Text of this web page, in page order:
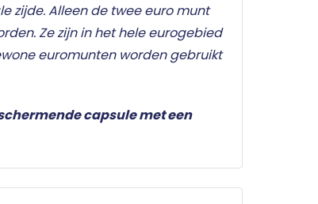
zijde. Alleen de twee euro munt
Ze zijn in het hele eurogebied
euromunten worden gebruikt
capsule met een